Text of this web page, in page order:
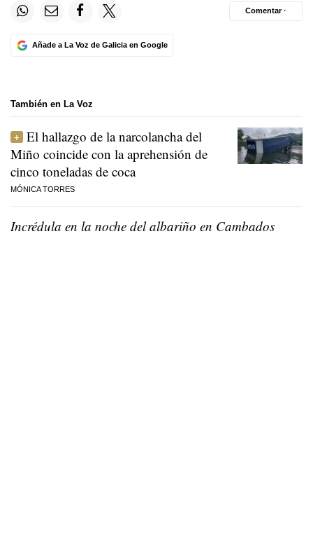
Añade a La Voz de Galicia en Google
Comentar ·
También en La Voz
El hallazgo de la narcolancha del
Miño coincide con la aprehensión de
cinco toneladas de coca
MÓNICA TORRES
Incrédula en la noche del albariño en Cambados